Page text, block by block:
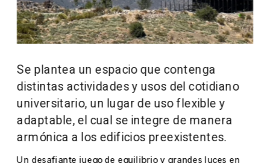
Se plantea un espacio que contenga
distintas actividades y usos del cotidiano
universitario, un lugar de uso flexible y
adaptable, el cual se integre de manera
armónica a los edificios preexistentes.
Un desafiante juego de equilibrio y grandes luces en